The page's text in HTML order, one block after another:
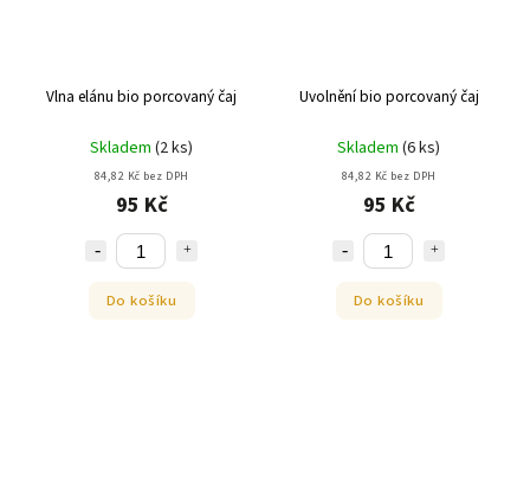
Vlna elánu bio porcovaný čaj
Skladem (2 ks)
84,82 Kč bez DPH
95 Kč
Do košíku
Uvolnění bio porcovaný čaj
Skladem (6 ks)
84,82 Kč bez DPH
95 Kč
Do košíku